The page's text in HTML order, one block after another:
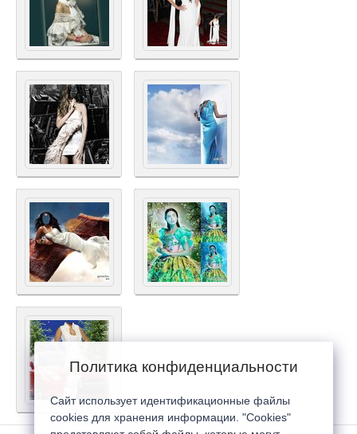
Политика конфиденциальности
Сайт использует идентификационные файлы
cookies для хранения информации. "Cookies"